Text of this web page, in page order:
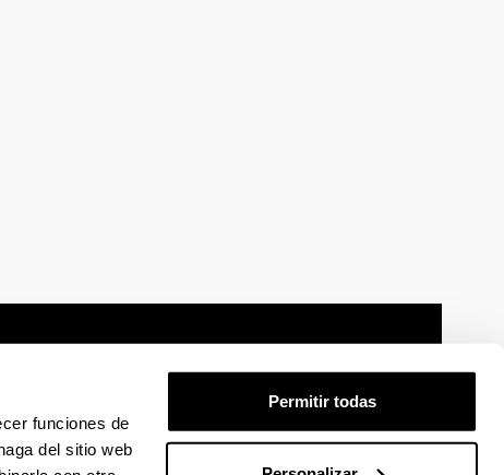
funciones de
del sitio web
Permitir todas
legal Mapa Ayuda Contacto